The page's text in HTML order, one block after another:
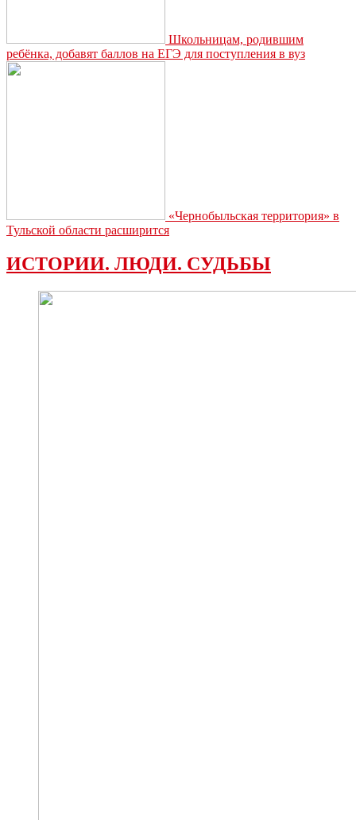
Школьницам, родившим
ребёнка, добавят баллов на ЕГЭ для поступления в вуз
«Чернобыльская территория» в
Тульской области расширится
ИСТОРИИ. ЛЮДИ. СУДЬБЫ